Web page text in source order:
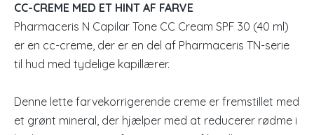
CC-CREME MED ET HINT AF FARVE
Pharmaceris N Capilar Tone CC Cream SPF 30 (40 ml)
er en cc-creme, der er en del af Pharmaceris TN-serie
til hud med tydelige kapillærer.
Denne lette farvekorrigerende creme er fremstillet med
et grønt mineral, der hjælper med at reducerer rødme i